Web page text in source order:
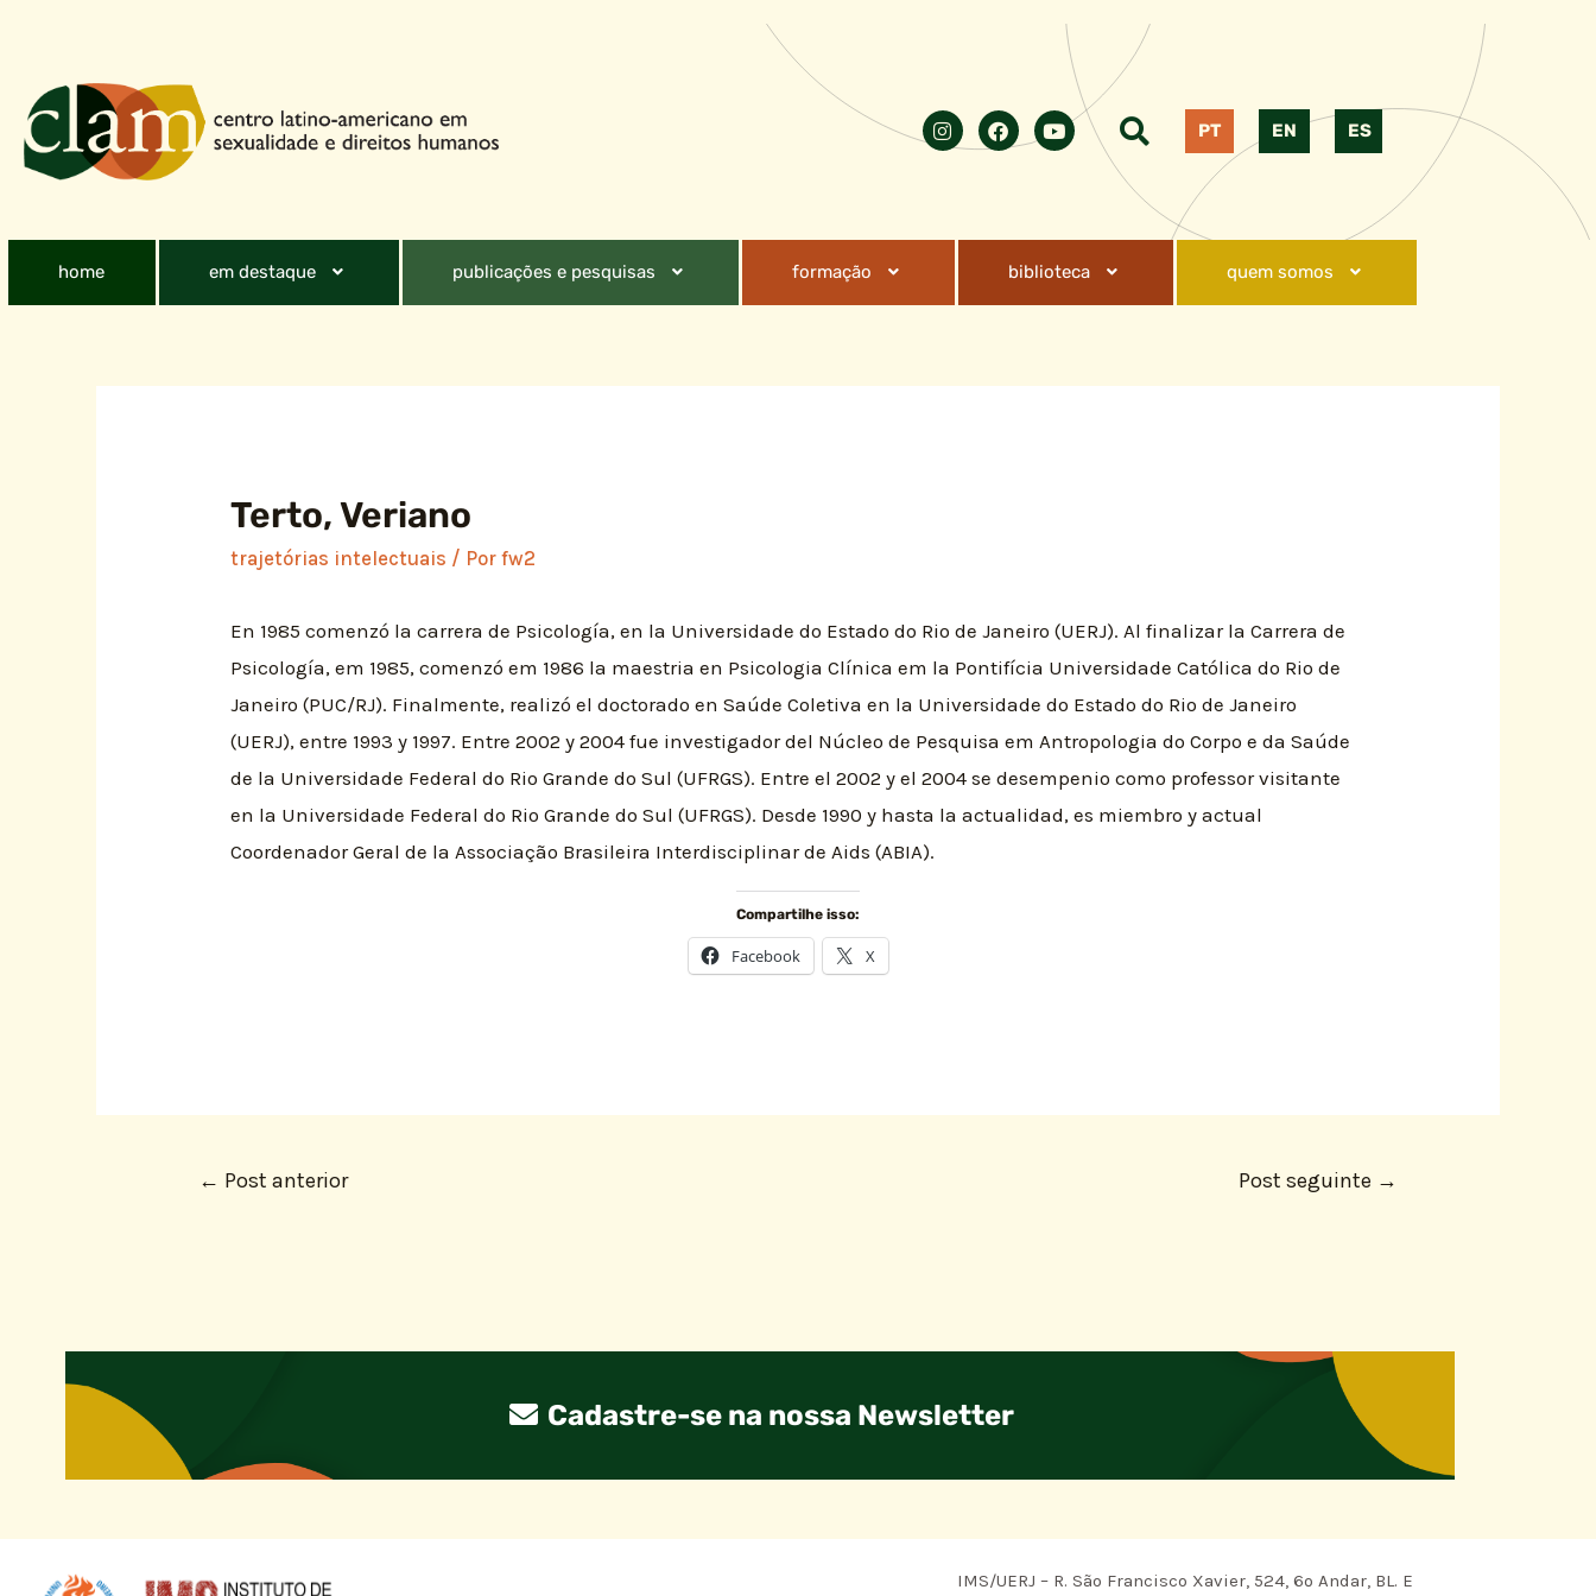
PT EN ES
home em destaque publicações e pesquisas formação biblioteca quem somos
Terto, Veriano
trajetórias intelectuais / Porfw2
En 1985 comenzó la carrera de Psicología, en la Universidade do Estado do Rio de Janeiro (UERJ). Al finalizar la Carrera de
Psicología, em 1985, comenzó em 1986 la maestria en Psicologia Clínica em la Pontifícia Universidade Católica do Rio de
Janeiro (PUC/RJ). Finalmente, realizó el doctorado en Saúde Coletiva en la Universidade do Estado do Rio de Janeiro
(UERJ), entre 1993 y 1997. Entre 2002 y 2004 fue investigador del Núcleo de Pesquisa em Antropologia do Corpo e da Saúde
de la Universidade Federal do Rio Grande do Sul (UFRGS). Entre el 2002 y el 2004 se desempenio como professor visitante
en la Universidade Federal do Rio Grande do Sul (UFRGS). Desde 1990 y hasta la actualidad, es miembro y actual
Coordenador Geral de la Associação Brasileira Interdisciplinar de Aids (ABIA).
Compartilhe isso:
Facebook X
← Post anterior Post seguinte →
Cadastre-se na nossa Newsletter
IMS/UERJ – R. São Francisco Xavier, 524, 6º Andar, BL. E